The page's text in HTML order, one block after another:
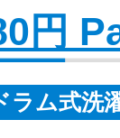
円
ラム式洗